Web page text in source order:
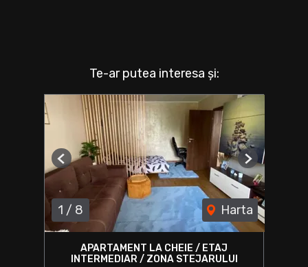
Te-ar putea interesa și:
1 / 8 Harta
Previous Next
APARTAMENT LA CHEIE / ETAJ
INTERMEDIAR / ZONA STEJARULUI